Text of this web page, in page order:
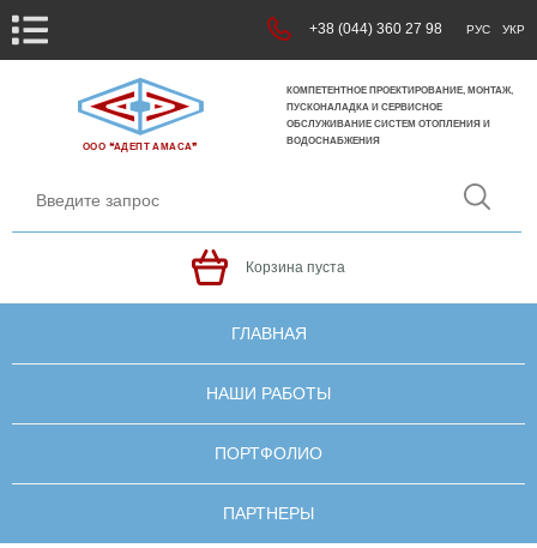
+38 (044) 360 27 98 РУС УКР
ООО ❝АДЕПТ АМАСА❞
КОМПЕТЕНТНОЕ ПРОЕКТИРОВАНИЕ, МОНТАЖ,
ПУСКОНАЛАДКА И СЕРВИСНОЕ
ОБСЛУЖИВАНИЕ СИСТЕМ ОТОПЛЕНИЯ И
ВОДОСНАБЖЕНИЯ
Корзина пуста
ГЛАВНАЯ
НАШИ РАБОТЫ
ПОРТФОЛИО
ПАРТНЕРЫ